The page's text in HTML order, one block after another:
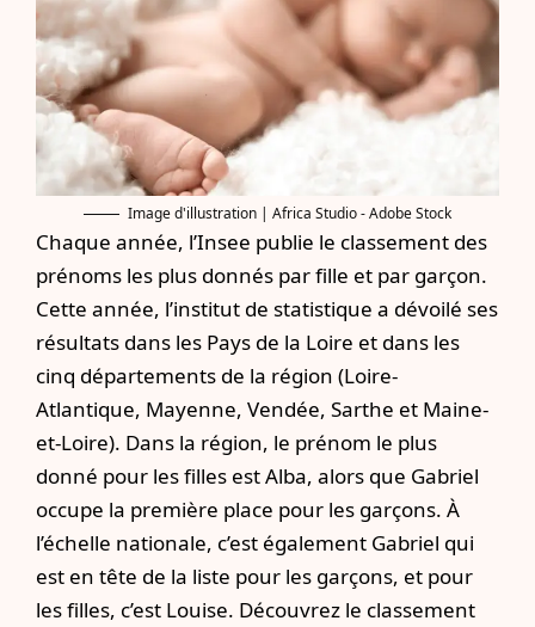
Image d'illustration | Africa Studio - Adobe Stock
Chaque année, l’Insee publie le classement des
prénoms les plus donnés par fille et par garçon.
Cette année, l’institut de statistique a dévoilé ses
résultats dans les Pays de la Loire et dans les
cinq départements de la région (Loire-
Atlantique, Mayenne, Vendée, Sarthe et Maine-
et-Loire). Dans la région, le prénom le plus
donné pour les filles est Alba, alors que Gabriel
occupe la première place pour les garçons. À
l’échelle nationale, c’est également Gabriel qui
est en tête de la liste pour les garçons, et pour
les filles, c’est Louise. Découvrez le classement